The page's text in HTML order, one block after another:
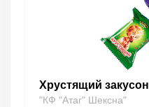
Хрустящий закусон
"КФ "Атаг" Шексна"